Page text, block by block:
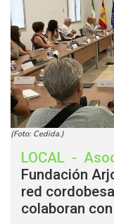
(Foto: Cedida.)
LOCAL -
Fundación
red
colaboran